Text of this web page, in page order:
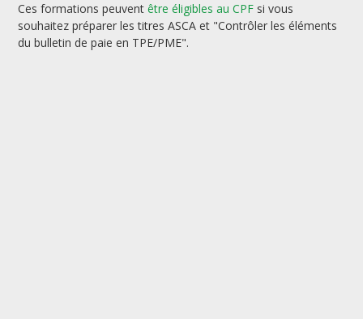
Ces formations peuventêtre éligibles au CPF si vous
souhaitez préparer les titres ASCA et "Contrôler les éléments
du bulletin de paie en TPE/PME".